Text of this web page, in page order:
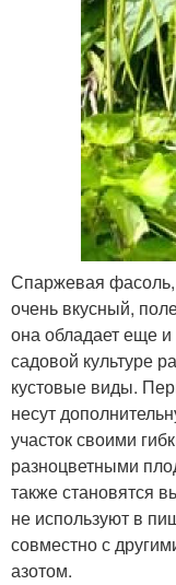
Спаржевая
очень вкусный,
она обладает еще
садовой культуре
кустовые виды.
несут
участок своими
разноцветными
также становятся
не используют в
совместно с
азотом.